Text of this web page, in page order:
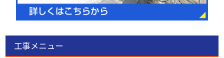
工事メニュー